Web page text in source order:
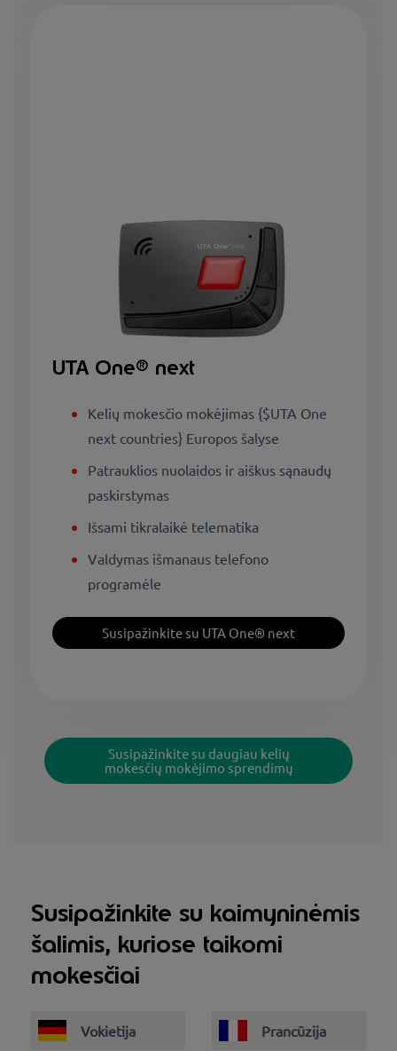
UTA One® next
Kelių mokesčio mokėjimas {$UTA One
next countries} Europos šalyse
Patrauklios nuolaidos ir aiškus sąnaudų
paskirstymas
Išsami tikralaikė telematika
Valdymas išmanaus telefono
programėle
Susipažinkite su UTA One® next
Susipažinkite su daugiau kelių
mokesčių mokėjimo sprendimų
Susipažinkite su kaimyninėmis
šalimis, kuriose taikomi
mokesčiai
Vokietija Prancūzija